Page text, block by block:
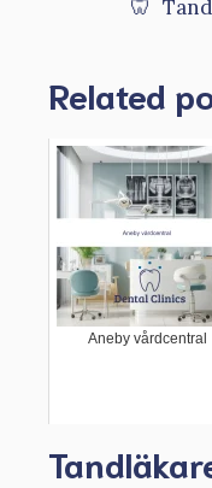
Related
Aneby vårdcentral